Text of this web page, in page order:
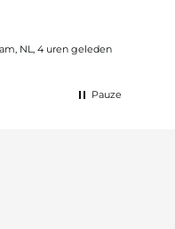
NL, 4 uren geleden
Pauze